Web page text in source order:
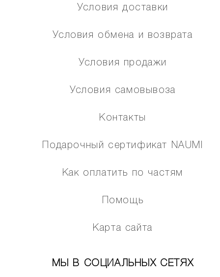
Условия доставки
Условия обмена и возврата
Условия продажи
Условия самовывоза
Контакты
Подарочный сертификат NAUMI
Как оплатить по частям
Помощь
Карта сайта
МЫ В СОЦИАЛЬНЫХ СЕТЯХ